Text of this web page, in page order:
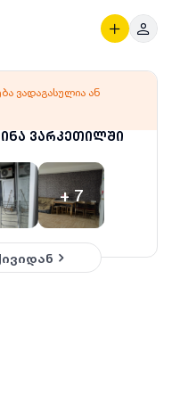
ვარკეთილში
+7
ვადაგასულია ან